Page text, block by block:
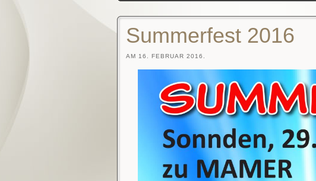
Summerfest 2016
AM 16. FEBRUAR 2016.